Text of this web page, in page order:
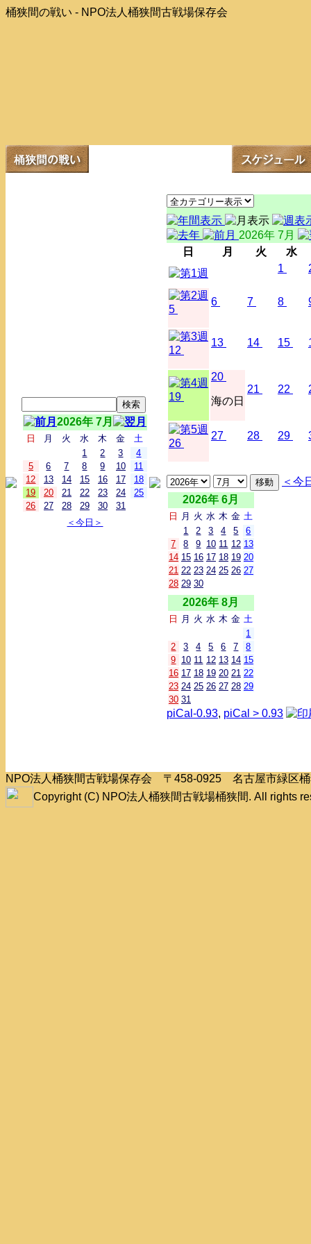
桶狭間の戦い - NPO法人桶狭間古戦場保存会
2026年 7月
日 月 火 水 木 金
土
1
2 3
4
5
6 7 8 9 10
11
12
13 14 15 16 17
18
19
20 21 22 23 24
25
26
27 28 29 30
31
＜今日＞
2026年 7月
日
月 火
水
1
5
6 7 8
12
13 14 15
19
20
海の日
21 22
26
27 28 29
＜今
2026年 6月
日 月 火 水 木 金 土
1
2 3 4 5
6
7
8 9 10 11 12 13
14 15 16 17 18 19 20
21 22 23 24 25 26 27
28 29 30
2026年 8月
日 月 火 水 木 金 土
1
2
3 4 5 6 7
8
9 10 11 12 13 14 15
16 17 18 19 20 21 22
23 24 25 26 27 28 29
30 31
piCal-0.93, piCal > 0.93
NPO法人桶狭間古戦場保存会 〒458-0925 名古屋市緑区
Copyright (C) NPO法人桶狭間古戦場桶狭間. All rights